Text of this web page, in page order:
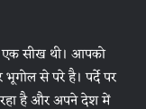
सीख थी। आपको
से परे है। पर्दे पर
है और अपने देश में